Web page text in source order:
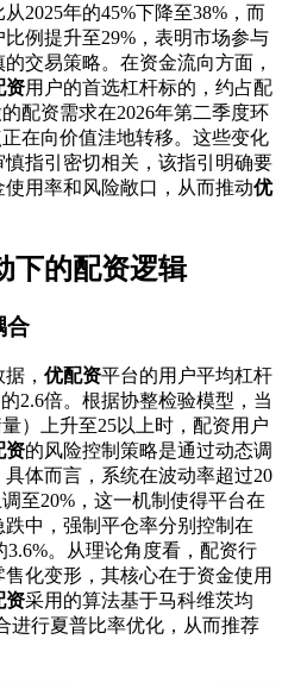
2025年的45%下降至38%，而
例提升至29%，表明市场参与
交易策略。在资金流向方面，
资用户的首选杠杆标的，约占配
配资需求在2026年第二季度环
在向价值洼地转移。这些变化
指引密切相关，该指引明确要
用率和风险敞口，从而推动优
下的配资逻辑
合
， 优配资平台的用户平均杠杆
2.6倍。根据协整检验模型，当
）上升至25以上时，配资用户
资的风险控制策略是通过动态调
体而言，系统在波动率超过20
至20%，这一机制使得平台在
跌中，强制平仓率分别控制在
3.6%。从理论角度看，配资行
化变形，其核心在于资金使用
资采用的算法基于马科维茨均
进行夏普比率优化，从而推荐